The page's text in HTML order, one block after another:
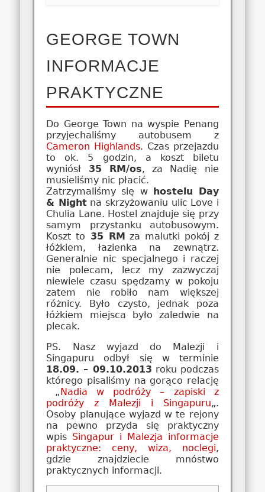
GEORGE TOWN
INFORMACJE
PRAKTYCZNE
Do George Town na wyspie Penang
przyjechaliśmy autobusem z
Cameron Highlands. Czas przejazdu
to ok. 5 godzin, a koszt biletu
wyniósł 35 RM/os, za Nadię nie
musieliśmy nic płacić.
Zatrzymaliśmy się w
hostelu Day
& Nightna skrzyżowaniu ulic Love i
Chulia Lane. Hostel znajduje się przy
samym przystanku autobusowym.
Koszt to 35 RM za malutki pokój z
łóżkiem, łazienka na zewnątrz.
Generalnie nic specjalnego i raczej
nie polecam, lecz my zazwyczaj
niewiele czasu spędzamy w pokoju
zatem nie robiło nam większej
różnicy. Było czysto, jednak poza
łóżkiem miejsca było zaledwie na
plecak.
PS. Nasz wyjazd do Malezji i
Singapuru odbył się w terminie
18.09. – 09.10.2013 roku podczas
którego pisaliśmy na gorąco relację
„ Nadia w podróży – zapiski z
podróży z Malezji i Singapuru„.
Osoby planujące wyjazd w te rejony
na pewno przyda się praktyczny
wpis Singapur i Malezja informacje
praktyczne: ceny, wiza, noclegi,
gdzie znajdziecie mnóstwo
praktycznych informacji.